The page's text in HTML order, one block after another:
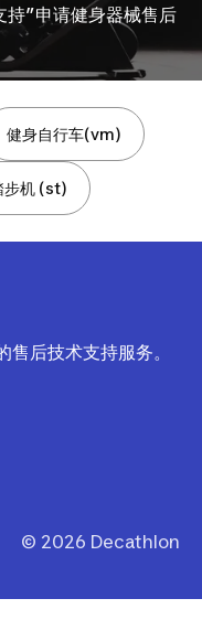
持”申请健身器械售后
健身自行车(vm)
步机 (st)
后技术支持服务。
© 2026 Decathlon